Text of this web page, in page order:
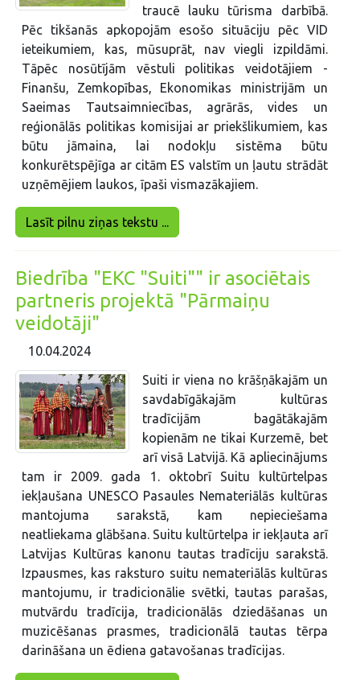
traucē lauku tūrisma darbībā.
Pēc tikšanās apkopojām esošo situāciju pēc VID
ieteikumiem, kas, mūsuprāt, nav viegli izpildāmi.
Tāpēc nosūtījām vēstuli politikas veidotājiem -
Finanšu, Zemkopības, Ekonomikas ministrijām un
Saeimas Tautsaimniecības, agrārās, vides un
reģionālās politikas komisijai ar priekšlikumiem, kas
būtu jāmaina, lai nodokļu sistēma būtu
konkurētspējīga ar citām ES valstīm un ļautu strādāt
uzņēmējiem laukos, īpaši vismazākajiem.
Lasīt pilnu ziņas tekstu ...
Biedrība "EKC "Suiti"" ir asociētais
partneris projektā "Pārmaiņu
veidotāji"
10.04.2024
Suiti ir viena no krāšņākajām un
savdabīgākajām kultūras
tradīcijām bagātākajām
kopienām ne tikai Kurzemē, bet
arī visā Latvijā. Kā apliecinājums
tam ir 2009. gada 1. oktobrī Suitu kultūrtelpas
iekļaušana UNESCO Pasaules Nemateriālās kultūras
mantojuma sarakstā, kam nepieciešama
neatliekama glābšana. Suitu kultūrtelpa ir iekļauta arī
Latvijas Kultūras kanonu tautas tradīciju sarakstā.
Izpausmes, kas raksturo suitu nemateriālās kultūras
mantojumu, ir tradicionālie svētki, tautas parašas,
mutvārdu tradīcija, tradicionālās dziedāšanas un
muzicēšanas prasmes, tradicionālā tautas tērpa
darināšana un ēdiena gatavošanas tradīcijas.